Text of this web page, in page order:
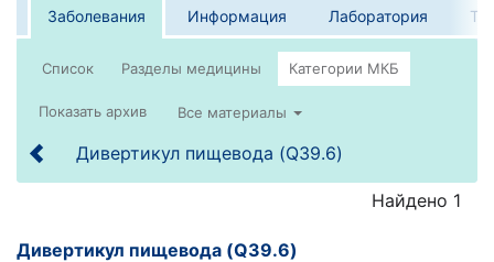
Заболевания Информация Лаборатория
Список
Все материалы
Дивертикул пищевода (Q39.6)
Найдено 1
Дивертикул пищевода (Q39.6)